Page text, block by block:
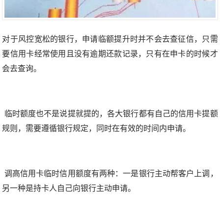
对于风控宽松的银行，申请临额提升时并不会去查征信，只需
要信用卡经常使用且没有逾期还款记录，只有在申卡的时候才
会去查询。
临时额度也不是说提就提的，各大银行都有自己的信用卡提额
规则，需要遵循银行规定，同时在有效的时间内申请。
调高信用卡临时信用额度有两种：一是银行主动帮客户上调，
另一种是持卡人自己向银行主动申请。